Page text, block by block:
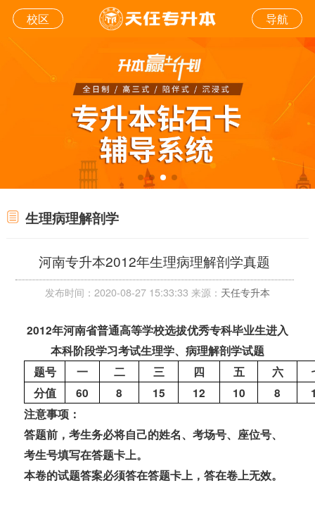
校区 导航
生理病理解剖学
河南专升本2012年生理病理解剖学真题
发布时间：2020-08-27 15:33:33 来源： 天任专升本
2012年河南省普通高等学校选拔优秀专科毕业生进入
本科阶段学习考试生理学、病理解剖学试题
题号
一 二 三 四 五 六
分值
60 8 15 12 10 8
注意事项：
答题前，考生务必将自己的姓名、考场号、座位号、
考生号填写在答题卡上。
本卷的试题答案必须答在答题卡上 ，答在卷上无效。